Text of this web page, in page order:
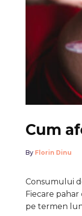
Cum
By Florin Dinu
Consumului
Fiecare
pe termen